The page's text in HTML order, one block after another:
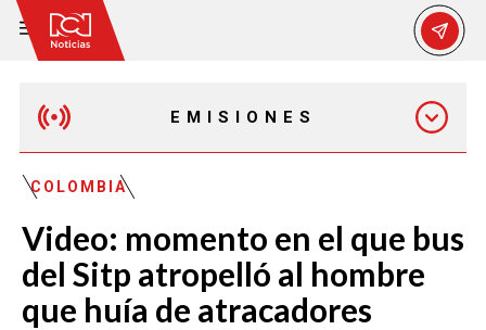
EMISIONES
EMISIÓN 7:00 PM
COLOMBIA
Video: momento en el que bus
del Sitp atropelló al hombre
que huía de atracadores